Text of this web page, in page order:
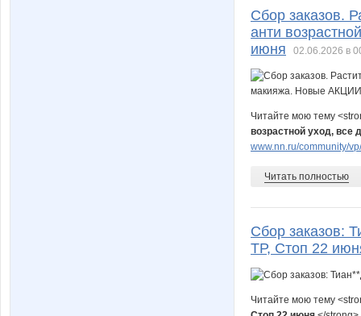
Сбор заказов.
анти
июня
02.06.2026 в
Читайте мою тему
возрастной уход,
www.nn.ru/community/
Читать полностью
Сбор заказов:
ТР, Стоп 22
Читайте мою тему